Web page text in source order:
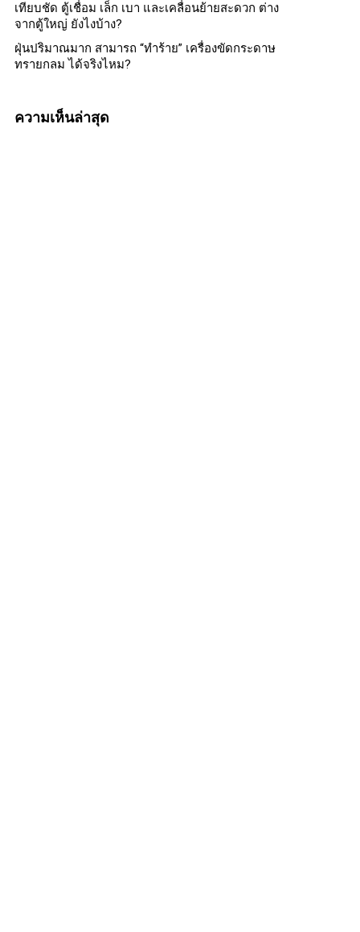
เทียบชัด ตู้เชื่อม เล็ก เบา และเคลื่อนย้ายสะดวก ต่าง
จากตู้ใหญ่ ยังไงบ้าง?
ฝุ่นปริมาณมาก สามารถ “ทำร้าย” เครื่องขัดกระดาษ
ทรายกลม ได้จริงไหม?
ความเห็นล่าสุด